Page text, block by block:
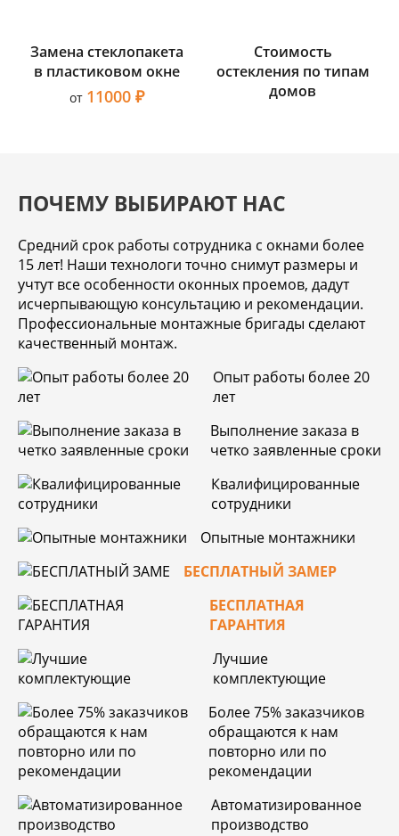
Замена стеклопакета
в пластиковом окне
от 11000 ₽
Стоимость
остекления по типам
домов
ПОЧЕМУ ВЫБИРАЮТ НАС
Средний срок работы сотрудника с окнами более
15 лет! Наши технологи точно снимут размеры и
учтут все особенности оконных проемов, дадут
исчерпывающую консультацию и рекомендации.
Профессиональные монтажные бригады сделают
качественный монтаж.
Опыт работы более 20
лет
Выполнение заказа в
четко заявленные сроки
Квалифицированные
сотрудники
Опытные монтажники
БЕСПЛАТНЫЙ ЗАМЕР
БЕСПЛАТНАЯ
ГАРАНТИЯ
Лучшие
комплектующие
Более 75% заказчиков
обращаются к нам
повторно или по
рекомендации
Автоматизированное
производство